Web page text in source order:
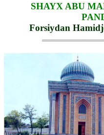
SHAYX ABU
Forsiydan